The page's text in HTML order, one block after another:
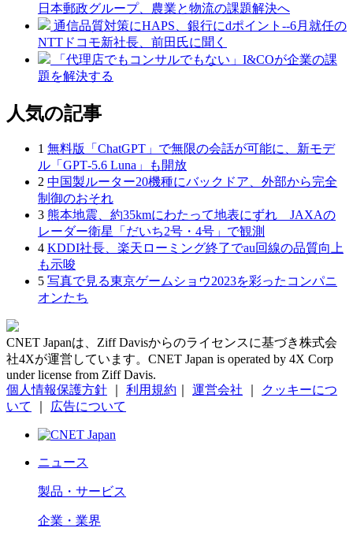
日本郵政グループ、農業と物流の課題解決へ
通信品質対策にHAPS、銀行にdポイント--6月就任の
NTTドコモ新社長、前田氏に聞く
「代理店でもコンサルでもない」I&COが企業の課
題を解決する
人気の記事
1 無料版「ChatGPT」で無限の会話が可能に、新モデ
ル「GPT‑5.6 Luna」も開放
2 中国製ルーター20機種にバックドア、外部から完全
制御のおそれ
3 熊本地震、約35kmにわたって地表にずれ JAXAの
レーダー衛星「だいち2号・4号」で観測
4 KDDI社長、楽天ローミング終了でau回線の品質向上
も示唆
5 写真で見る東京ゲームショウ2023を彩ったコンパニ
オンたち
CNET Japanは、Ziff Davisからのライセンスに基づき株式会
社4Xが運営しています。CNET Japan is operated by 4X Corp
under license from Ziff Davis.
個人情報保護方針
利用規約 運営会社
クッキーにつ
いて
広告について
ニュース
製品・サービス
企業・業界